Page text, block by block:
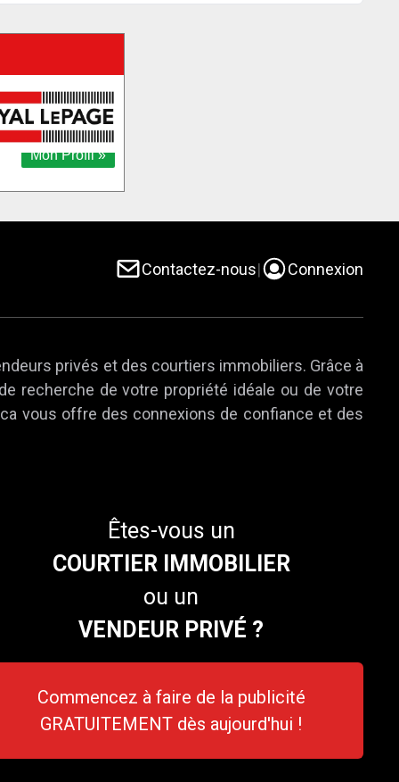
Contactez-nous| Connexion
privés et des courtiers immobiliers. Grâce à
recherche de votre propriété idéale ou de votre
vous offre des connexions de confiance et des
Êtes-vous un
COURTIER IMMOBILIER
ou un
VENDEUR PRIVÉ ?
Commencez à faire de la publicité
GRATUITEMENT dès aujourd'hui !